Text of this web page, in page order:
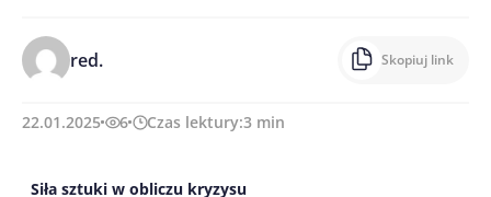
red. Skopiuj link
22.01.2025 6 Czas lektury:3 min
Siła sztuki w obliczu kryzysu